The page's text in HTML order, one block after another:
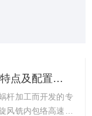
式和成型能力，
加工难题，被誉
，在回转体工件
要用于圆柱、圆
制（如X-Z联动）
旋风铣床的组成、特点及配置介绍
杆加工而开发的专
风铣内包络高速成